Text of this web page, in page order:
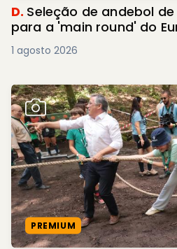
D. Seleção de andebol
para a 'main round' do
1 agosto 2026
PREMIUM